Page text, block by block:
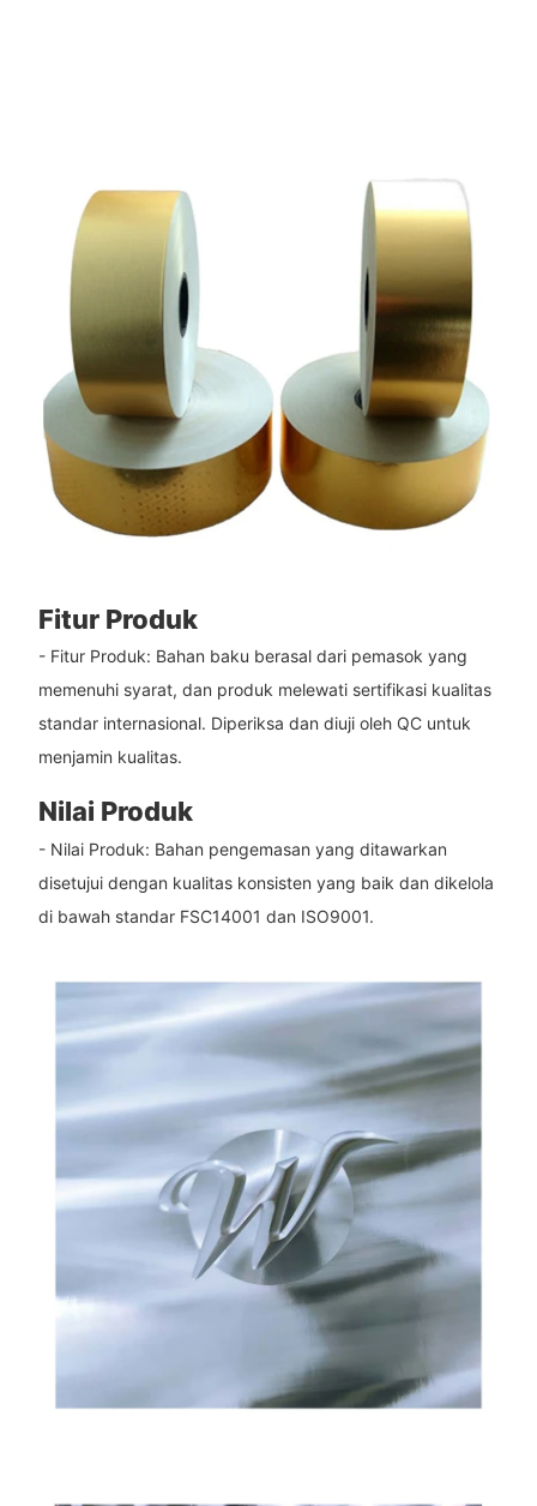
Fitur Produk
- Fitur Produk: Bahan baku berasal dari pemasok yang
memenuhi syarat, dan produk melewati sertifikasi kualitas
standar internasional. Diperiksa dan diuji oleh QC untuk
menjamin kualitas.
Nilai Produk
- Nilai Produk: Bahan pengemasan yang ditawarkan
disetujui dengan kualitas konsisten yang baik dan dikelola
di bawah standar FSC14001 dan ISO9001.